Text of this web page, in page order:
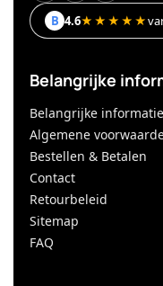
B 4.6★★★★★
Belangrijke
Belangrijke informatie
Algemene
Bestellen & Betalen
Contact
Retourbeleid
Sitemap
FAQ